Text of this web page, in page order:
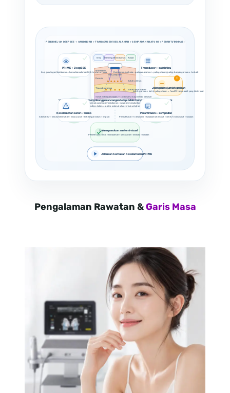
PENGIMEJAN DEEPSEE + GANDINGAN + TRANSDUSER/KEDALAMAN + SEMPADAN ANATOMI + PERANTI/INDIKASI
Imej GandinganKedalaman Rawat
Epidermis
Dermis
Tisu subkutaneus
Satah sokongan dalam — tidak sama bagi setiap kawasan
Imej DeepSEE
Satah pilihan
Satah lebih dalam
Pengimejan menyemak gandingan/kedalaman • rawatan menyalurkan tenaga terfokus
Transduser paling dalam ≠ paling selamat atau terbaik untuk setiap kawasan
Visualisasi masa nyata menyokong perancangan tetapi tidak menghapuskan risiko anatomi
PRIME + DeepSEE
Imej gandingan/kedalaman • kemudian salurkan titik terma terfokus
Transduser + satah tisu
Kedalaman berbeza • padanan anatomi • paling dalam/paling banyak garisan ≠ terbaik
Keselamatan saraf + terma
Sakit/bilur • kebas/kelemahan • lecur/parut • kehilangan volum • implan
Peranti tulen + sempadan
Pendaftaran • transduser • kawasan setempat • orbit/tiroid/saraf • susulan
Laluan panduan anatomi visual
PRIME tulen • imej • kedalaman • sempadan • indikasi • susulan
Jalan pintas jumlah garisan
Lebih garisan + katrij paling dalam = facelift tanpa sakit yang lebih kuat
Jalankan Semakan Keselamatan PRIME
Pengalaman Rawatan &Garis Masa